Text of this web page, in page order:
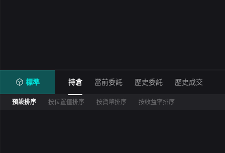
標準 持倉 當前委託 歷史委託 歷史成交
預設排序 按位置值排序 按貨幣排序 按收益率排序